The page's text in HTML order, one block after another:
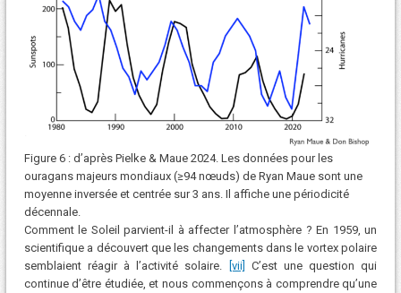
Figure 6 : d’après Pielke & Maue 2024. Les données pour les
ouragans majeurs mondiaux (≥94 nœuds) de Ryan Maue sont une
moyenne inversée et centrée sur 3 ans. Il affiche une périodicité
décennale.
Comment le Soleil parvient-il à affecter l’atmosphère ? En 1959, un
scientifique a découvert que les changements dans le vortex polaire
semblaient réagir à l’activité solaire.
[vii] C’est une question qui
continue d’être étudiée, et nous commençons à comprendre qu’une